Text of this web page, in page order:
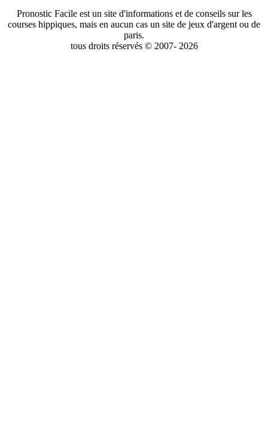
Pronostic Facile est un site d'informations et de conseils sur les
courses hippiques, mais en aucun cas un site de jeux d'argent ou de
paris.
tous droits réservés © 2007- 2026